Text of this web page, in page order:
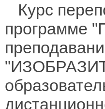
Курс
программе